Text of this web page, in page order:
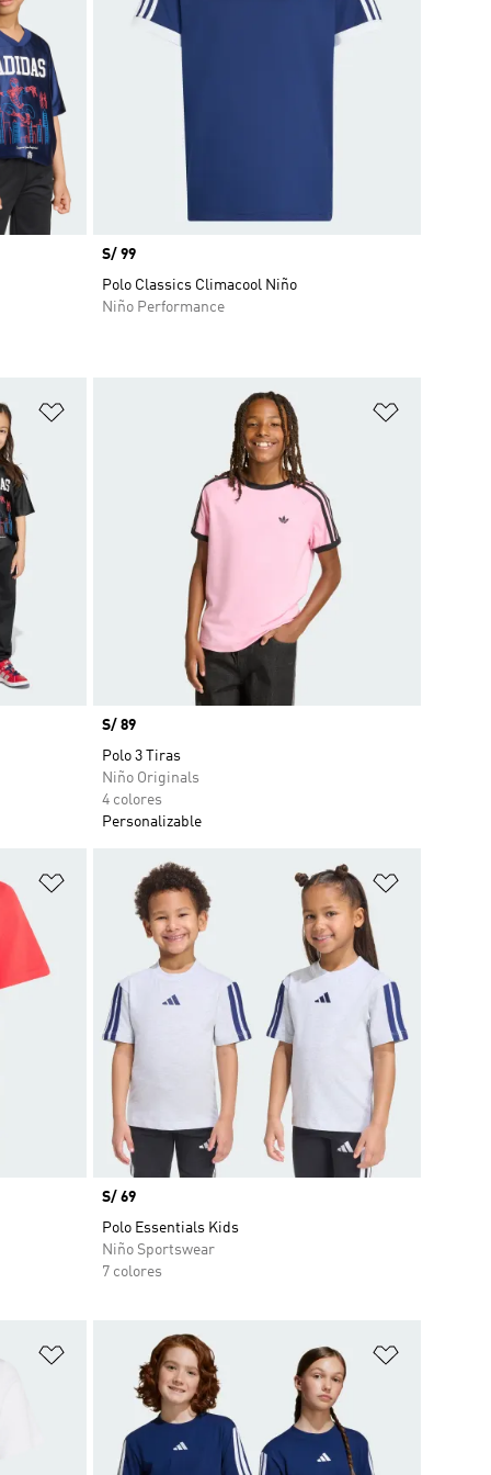
Precio
S/ 99
Polo Classics Climacool Niño
Niño Performance
Añadir a la lista de deseos
Precio
S/ 89
Polo 3 Tiras
Niño Originals
4 colores
Personalizable
Añadir a la lista de deseos
Precio
S/ 69
Polo Essentials Kids
Niño Sportswear
7 colores
Añadir a la lista de deseos